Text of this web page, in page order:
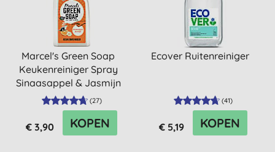
Marcel's Green Soap
Keukenreiniger Spray
Sinaasappel & Jasmijn
(500ml) (27)
€ 3,90 KOPEN
Ecover Ruitenreiniger
(41)
€ 5,19 KOPEN